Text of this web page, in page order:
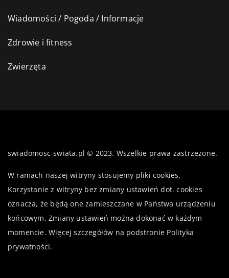
Wiadomości / Pogoda / Informacje
Zdrowie i fitness
Zwierzęta
swiadomosc-swiata.pl © 2023. Wszelkie prawa zastrzeżone.
W ramach naszej witryny stosujemy pliki cookies.
Korzystanie z witryny bez zmiany ustawień dot. cookies
oznacza, że będą one zamieszczane w Państwa urządzeniu
końcowym. Zmiany ustawień można dokonać w każdym
momencie. Więcej szczegółów na podstronie Polityka
prywatności.